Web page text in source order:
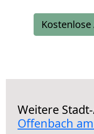
Weitere
Offenbach